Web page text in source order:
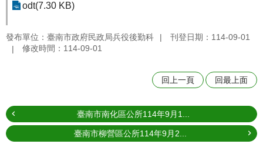
odt(7.30 KB)
發布單位：臺南市政府民政局兵役後勤科
刊登日期：114-09-01
修改時間：114-09-01
回上一頁 回最上面
臺南市南化區公所114年9月1...
臺南市柳營區公所114年9月2...